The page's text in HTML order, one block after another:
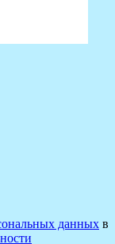
данных в